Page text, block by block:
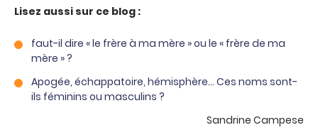
Lisez aussi sur ce blog :
faut-il dire « le frère à ma mère » ou le « frère de ma
mère » ?
Apogée, échappatoire, hémisphère… Ces noms sont-
ils féminins ou masculins ?
Sandrine Campese